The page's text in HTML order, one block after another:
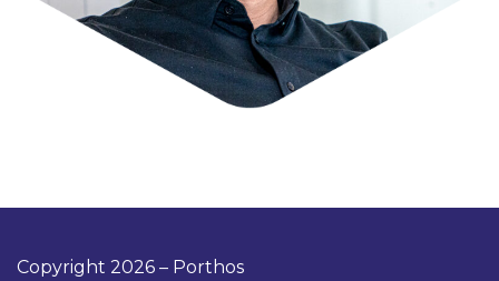
Copyright 2026 – Porthos